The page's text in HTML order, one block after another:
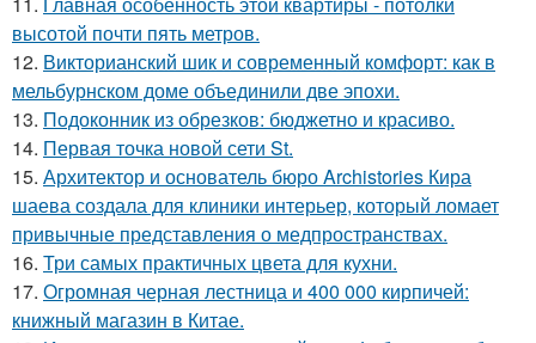
высотой почти пять метров.
12. Викторианский шик и современный комфорт: как в
мельбурнском доме объединили две эпохи.
13. Подоконник из обрезков: бюджетно и красиво.
14. Первая точка новой сети St.
15. Архитектор и основатель бюро Archistories Кира
шаева создала для клиники интерьер, который ломает
привычные представления о медпространствах.
16. Три самых практичных цвета для кухни.
17. Огромная черная лестница и 400 000 кирпичей:
книжный магазин в Китае.